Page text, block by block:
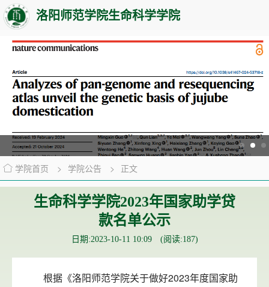
洛阳师范学院生命科学学院
学院首页 > 学院公告 > 正文
生命科学学院2023年国家助学贷
款名单公示
日期:2023-10-11 10:09 (阅读:187)
根据《洛阳师范学院关于做好2023年度国家助